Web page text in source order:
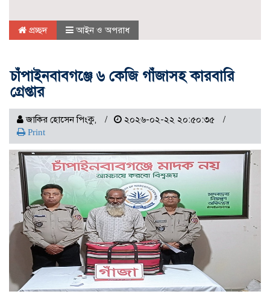
প্রচ্ছদ আইন ও অপরাধ
চাঁপাইনবাবগঞ্জে ৬ কেজি গাঁজাসহ কারবারি
গ্রেপ্তার
জাকির হোসেন পিংকু, ২০২৬-০২-২২ ২০:৫০:৩৫
Print